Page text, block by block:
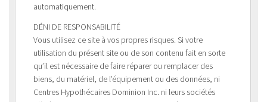
automatiquement.
DÉNI DE RESPONSABILITÉ
Vous utilisez ce site à vos propres risques. Si votre
utilisation du présent site ou de son contenu fait en sorte
qu’il est nécessaire de faire réparer ou remplacer des
biens, du matériel, de l’équipement ou des données, ni
Centres Hypothécaires Dominion Inc. ni leurs sociétés